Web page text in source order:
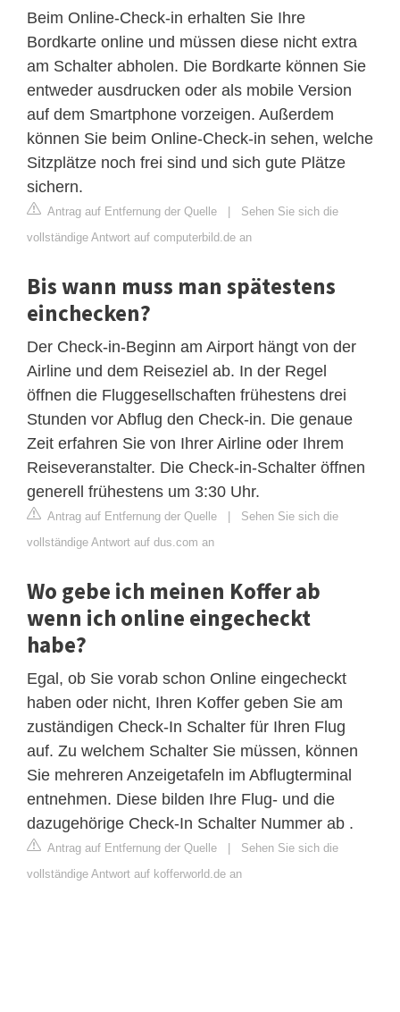
Beim Online-Check-in erhalten Sie Ihre
Bordkarte online und müssen diese nicht extra
am Schalter abholen. Die Bordkarte können Sie
entweder ausdrucken oder als mobile Version
auf dem Smartphone vorzeigen. Außerdem
können Sie beim Online-Check-in sehen, welche
Sitzplätze noch frei sind und sich gute Plätze
sichern.
Antrag auf Entfernung der Quelle | Sehen Sie sich die
vollständige Antwort auf computerbild.de an
Bis wann muss man spätestens
einchecken?
Der Check-in-Beginn am Airport hängt von der
Airline und dem Reiseziel ab. In der Regel
öffnen die Fluggesellschaften frühestens drei
Stunden vor Abflug den Check-in. Die genaue
Zeit erfahren Sie von Ihrer Airline oder Ihrem
Reiseveranstalter. Die Check-in-Schalter öffnen
generell frühestens um 3:30 Uhr.
Antrag auf Entfernung der Quelle | Sehen Sie sich die
vollständige Antwort auf dus.com an
Wo gebe ich meinen Koffer ab
wenn ich online eingecheckt
habe?
Egal, ob Sie vorab schon Online eingecheckt
haben oder nicht, Ihren Koffer geben Sie am
zuständigen Check-In Schalter für Ihren Flug
auf. Zu welchem Schalter Sie müssen, können
Sie mehreren Anzeigetafeln im Abflugterminal
entnehmen. Diese bilden Ihre Flug- und die
dazugehörige Check-In Schalter Nummer ab .
Antrag auf Entfernung der Quelle | Sehen Sie sich die
vollständige Antwort auf kofferworld.de an